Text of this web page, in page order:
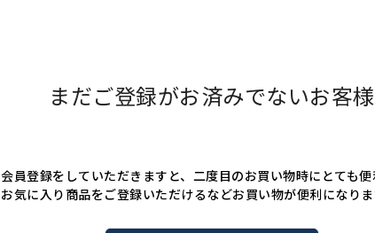
まだご登録がお済みでないお客様
会員登録をしていただきますと、二度目のお買い物時にとても便
お気に入り商品をご登録いただけるなどお買い物が便利になりま